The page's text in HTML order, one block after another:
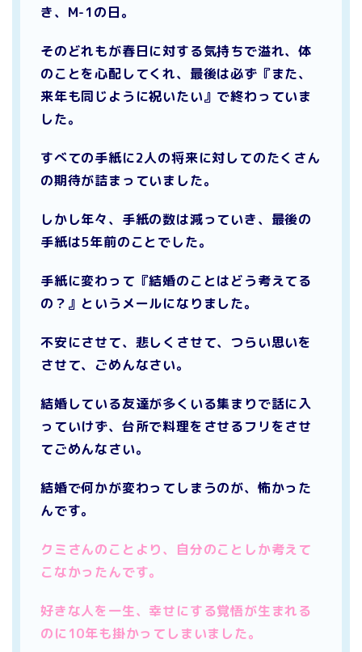
き、M-1の日。
そのどれもが春日に対する気持ちで溢れ、体
のことを心配してくれ、最後は必ず『また、
来年も同じように祝いたい』で終わっていま
した。
すべての手紙に2人の将来に対してのたくさん
の期待が詰まっていました。
しかし年々、手紙の数は減っていき、最後の
手紙は5年前のことでした。
手紙に変わって『結婚のことはどう考えてる
の？』というメールになりました。
不安にさせて、悲しくさせて、つらい思いを
させて、ごめんなさい。
結婚している友達が多くいる集まりで話に入
っていけず、台所で料理をさせるフリをさせ
てごめんなさい。
結婚で何かが変わってしまうのが、怖かった
んです。
クミさんのことより、自分のことしか考えて
こなかったんです。
好きな人を一生、幸せにする覚悟が生まれる
のに10年も掛かってしまいました。